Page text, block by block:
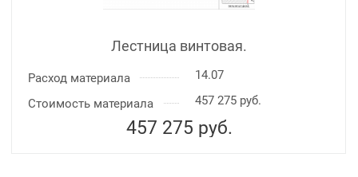
Лестница винтовая.
Расход материала
14.07
Стоимость материала
457 275 руб.
457 275 руб.